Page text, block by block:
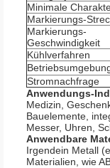
Minimale
Markierungs-
Markierungs-
Geschwindigkeit
Kühlverfahren
Stromnachfrage
Anwendungs-
Medizin,
Bauelemente,
Messer, Uhren,
Anwendbare
Irgendein Metall
Materialien, wie